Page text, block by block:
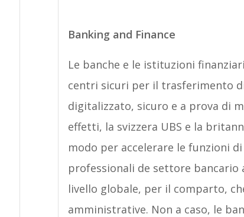
Banking and Finance
Le banche e le istituzioni
centri sicuri per il trasferimento
digitalizzato, sicuro e a prova di
effetti, la svizzera UBS e la
modo per accelerare le funzioni
professionali de settore
livello globale, per il comparto,
amministrative. Non a caso, le